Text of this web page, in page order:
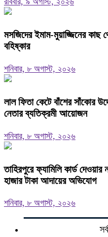
মসজিদের ইমাম-মুয়াজ্জিনের কাছ
বহিষ্কার
শনিবার, ৮ অগাস্ট, ২০২৬
‎লাল ফিতা কেটে বাঁশের সাঁকোর
নেতার ব্যতিক্রমী আয়োজন
শনিবার, ৮ অগাস্ট, ২০২৬
তাহিরপুরে ফ্যামিলি কার্ড
হাজার টাকা আদায়ের অভিযোগ
শনিবার, ৮ অগাস্ট, ২০২৬